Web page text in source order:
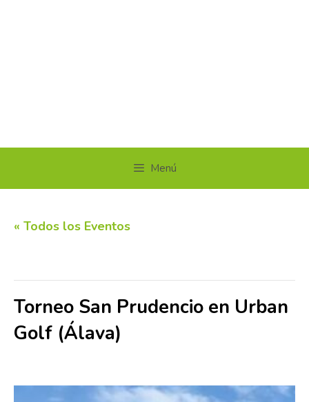
Menú
« Todos los Eventos
Torneo San Prudencio en Urban
Golf (Álava)